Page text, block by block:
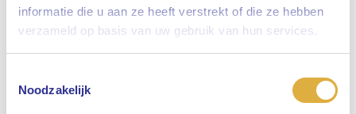
informatie die u aan ze heeft verstrekt of die ze hebben
verzameld op basis van uw gebruik van hun services.
Noodzakelijk
Sluiten